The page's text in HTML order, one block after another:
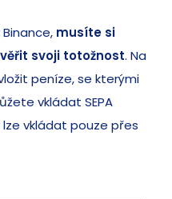
musíte si
svoji totožnost. Na
peníze, se kterými
vkládat SEPA
vkládat pouze přes